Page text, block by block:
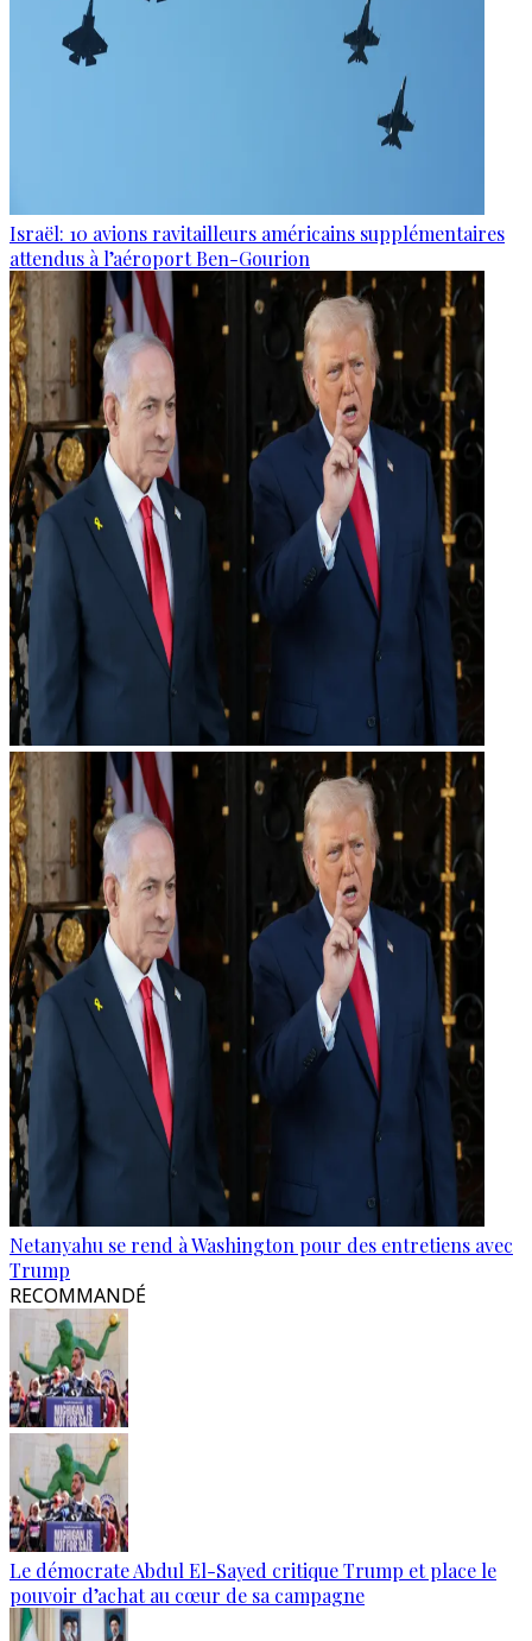
Israël: 10 avions ravitailleurs américains supplémentaires
attendus à l’aéroport Ben-Gourion
Netanyahu se rend à Washington pour des entretiens avec
Trump
RECOMMANDÉ
Le démocrate Abdul El-Sayed critique Trump et place le
pouvoir d’achat au cœur de sa campagne